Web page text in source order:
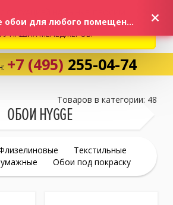
0 товаров
+7 (495) 255-04-74
ОБОИ HYGGE
Текстильные
Обои под покраску
Товаров в категории: 48
СИТУАЦИЕЙ НА РЫНКЕ, ПРОСИМ
СТОИМОСТЬ И НАЛИЧИЕ
У НАШИХ МЕНЕДЖЕРОВ.
«Идеальные обои для любого помещения!»